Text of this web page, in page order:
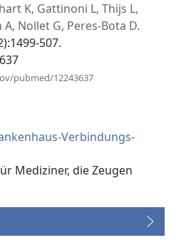
K, Gattinoni L, Thijs L,
Nollet G, Peres-Bota D.
507.
pubmed/12243637
Verbindungs­
Mediziner, die Zeugen